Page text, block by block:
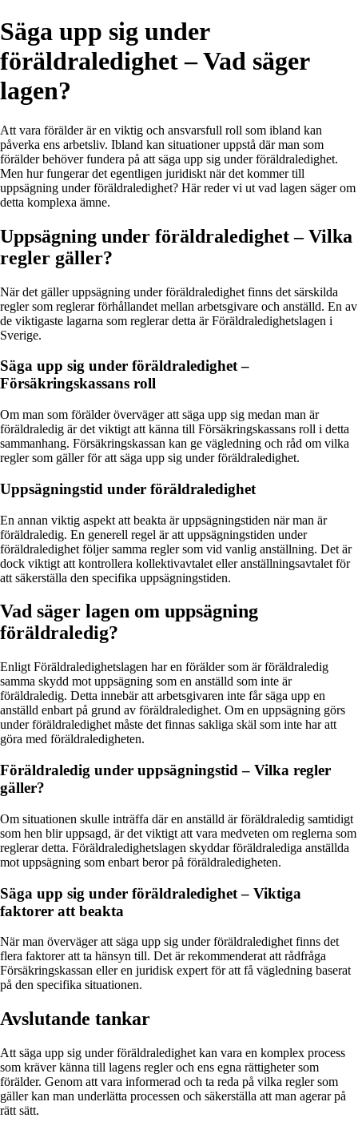
Säga upp sig under
föräldraledighet – Vad säger
lagen?
Att vara förälder är en viktig och ansvarsfull roll som ibland kan
påverka ens arbetsliv. Ibland kan situationer uppstå där man som
förälder behöver fundera på att säga upp sig under föräldraledighet.
Men hur fungerar det egentligen juridiskt när det kommer till
uppsägning under föräldraledighet? Här reder vi ut vad lagen säger om
detta komplexa ämne.
Uppsägning under föräldraledighet – Vilka
regler gäller?
När det gäller uppsägning under föräldraledighet finns det särskilda
regler som reglerar förhållandet mellan arbetsgivare och anställd. En av
de viktigaste lagarna som reglerar detta är Föräldraledighetslagen i
Sverige.
Säga upp sig under föräldraledighet –
Försäkringskassans roll
Om man som förälder överväger att säga upp sig medan man är
föräldraledig är det viktigt att känna till Försäkringskassans roll i detta
sammanhang. Försäkringskassan kan ge vägledning och råd om vilka
regler som gäller för att säga upp sig under föräldraledighet.
Uppsägningstid under föräldraledighet
En annan viktig aspekt att beakta är uppsägningstiden när man är
föräldraledig. En generell regel är att uppsägningstiden under
föräldraledighet följer samma regler som vid vanlig anställning. Det är
dock viktigt att kontrollera kollektivavtalet eller anställningsavtalet för
att säkerställa den specifika uppsägningstiden.
Vad säger lagen om uppsägning
föräldraledig?
Enligt Föräldraledighetslagen har en förälder som är föräldraledig
samma skydd mot uppsägning som en anställd som inte är
föräldraledig. Detta innebär att arbetsgivaren inte får säga upp en
anställd enbart på grund av föräldraledighet. Om en uppsägning görs
under föräldraledighet måste det finnas sakliga skäl som inte har att
göra med föräldraledigheten.
Föräldraledig under uppsägningstid – Vilka regler
gäller?
Om situationen skulle inträffa där en anställd är föräldraledig samtidigt
som hen blir uppsagd, är det viktigt att vara medveten om reglerna som
reglerar detta. Föräldraledighetslagen skyddar föräldralediga anställda
mot uppsägning som enbart beror på föräldraledigheten.
Säga upp sig under föräldraledighet – Viktiga
faktorer att beakta
När man överväger att säga upp sig under föräldraledighet finns det
flera faktorer att ta hänsyn till. Det är rekommenderat att rådfråga
Försäkringskassan eller en juridisk expert för att få vägledning baserat
på den specifika situationen.
Avslutande tankar
Att säga upp sig under föräldraledighet kan vara en komplex process
som kräver känna till lagens regler och ens egna rättigheter som
förälder. Genom att vara informerad och ta reda på vilka regler som
gäller kan man underlätta processen och säkerställa att man agerar på
rätt sätt.